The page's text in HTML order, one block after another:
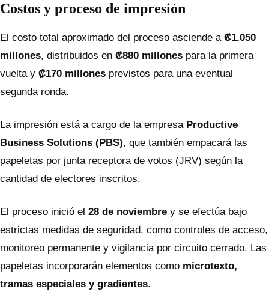
Costos y proceso de impresión
El costo total aproximado del proceso asciende a ₡1.050
millones, distribuidos en ₡880 millones para la primera
vuelta y ₡170 millones previstos para una eventual
segunda ronda.
La impresión está a cargo de la empresa Productive
Business Solutions (PBS), que también empacará las
papeletas por junta receptora de votos (JRV) según la
cantidad de electores inscritos.
El proceso inició el 28 de noviembre y se efectúa bajo
estrictas medidas de seguridad, como controles de acceso,
monitoreo permanente y vigilancia por circuito cerrado. Las
papeletas incorporarán elementos como microtexto,
tramas especiales y gradientes.